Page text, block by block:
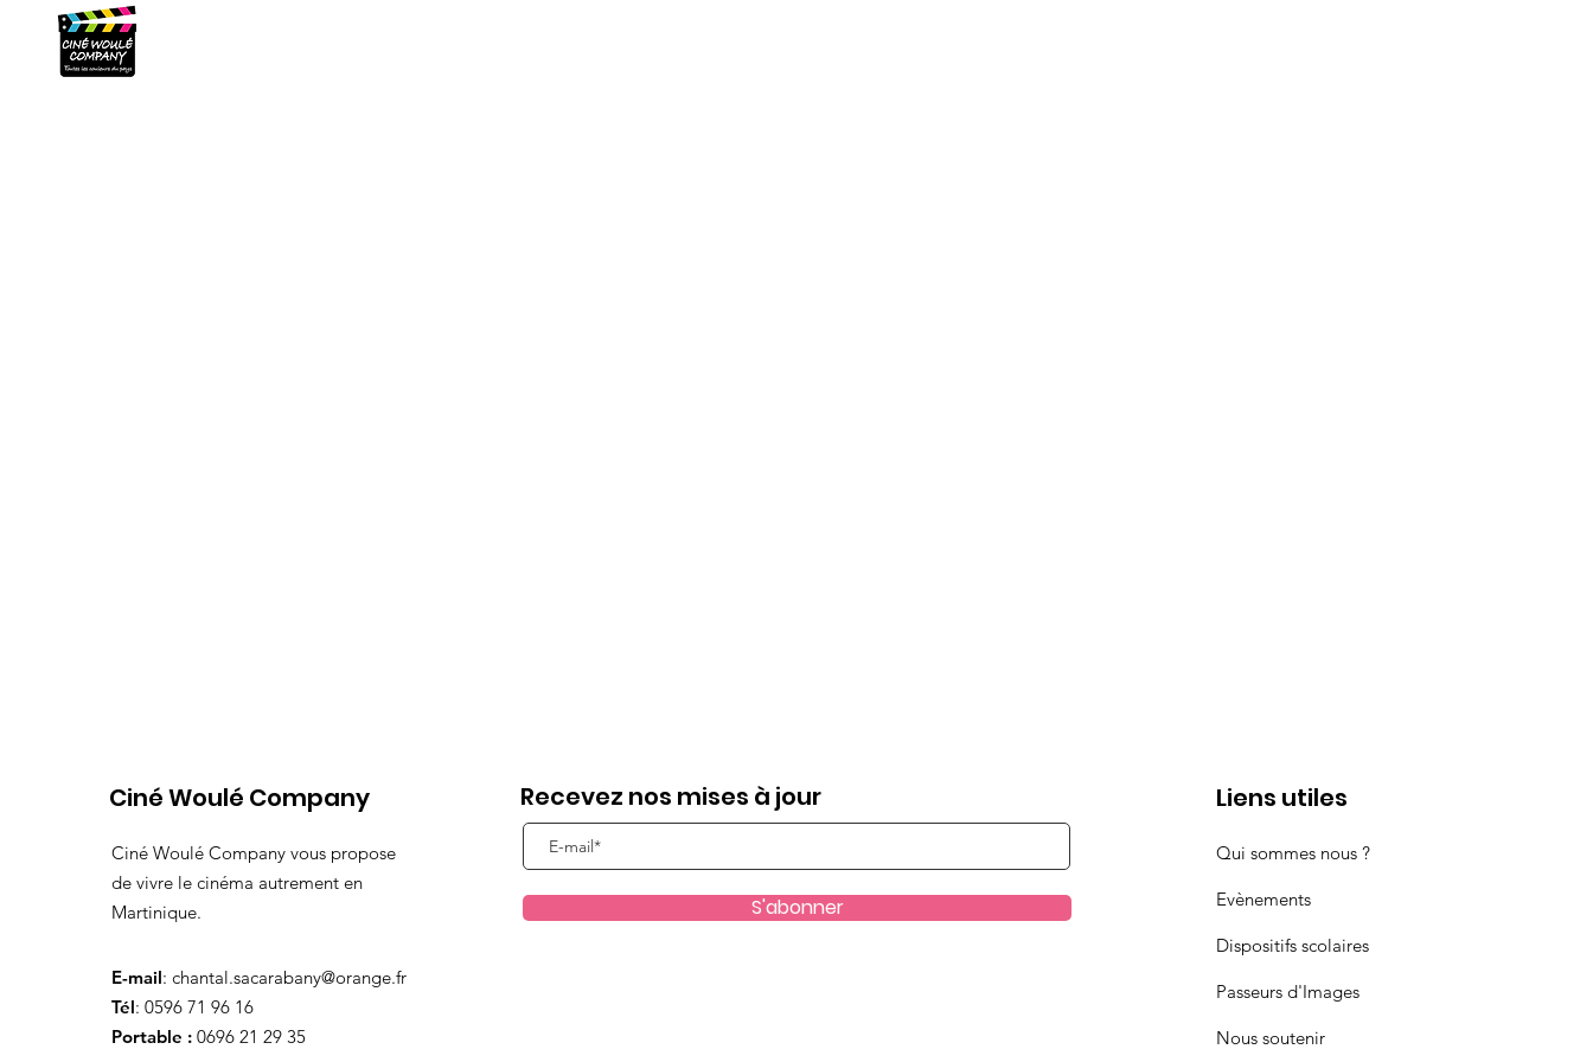
L'Asso
Ciné Woulé Company
Ciné Woulé Company vous propose
de vivre le cinéma autrement en
Martinique.
E-mail: chantal.sacarabany@orange.fr
Tél: 0596 71 96 16
Portable : 0696 21 29 35
Liens utiles
Qui sommes nous ?
Evènements
Dispositifs scolaires
Passeurs d'Images
Nous soutenir
Recevez nos mises à jour
S'abonner